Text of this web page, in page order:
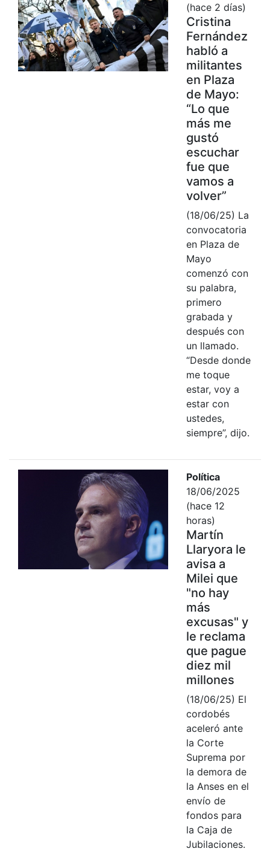
(hace 2 días)
Cristina
Fernández
habló a
militantes
en Plaza
de Mayo:
“Lo que
más me
gustó
escuchar
fue que
vamos a
volver”
(18/06/25) La
convocatoria
en Plaza de
Mayo
comenzó con
su palabra,
primero
grabada y
después con
un llamado.
“Desde donde
me toque
estar, voy a
estar con
ustedes,
siempre”, dijo.
Política
18/06/2025
(hace 12
horas)
Martín
Llaryora le
avisa a
Milei que
"no hay
más
excusas" y
le reclama
que pague
diez mil
millones
(18/06/25) El
cordobés
aceleró ante
la Corte
Suprema por
la demora de
la Anses en el
envío de
fondos para
la Caja de
Jubilaciones.